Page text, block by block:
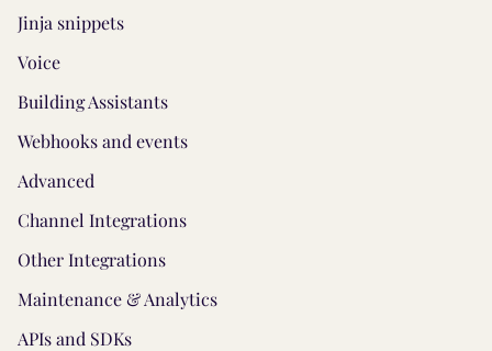
Jinja snippets
Voice
Building Assistants
Webhooks and events
Advanced
Channel Integrations
Other Integrations
Maintenance & Analytics
APIs and SDKs